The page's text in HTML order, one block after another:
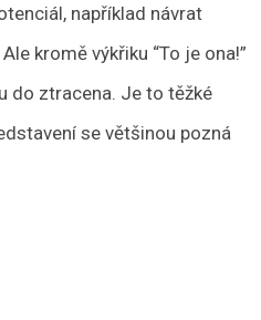
například návrat
kromě výkřiku “To je ona!”
do ztracena. Je to těžké
se většinou pozná